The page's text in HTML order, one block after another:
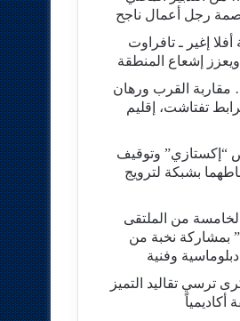
رجل أعمال ناجح
إغير ـ تافراوت
ويعزز إشعاع المنطقة
مقاربة القرب ورهان
تفتاشت، إقليم
حجز 7300 قرص “إكستازي” وتوقيف
بشبكة لترويج
من الملتقى
بمشاركة نخبة من
وفنية
ترسي تقاليد التميز
أكاديمياً